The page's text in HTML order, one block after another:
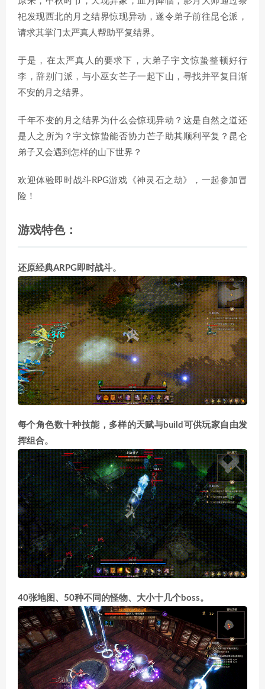
祀发现西北的月之结界惊现异动，遂令弟子前往昆仑派，
请求其掌门太严真人帮助平复结界。
于是，在太严真人的要求下，大弟子宇文惊蛰整顿好行
李，辞别门派，与小巫女芒子一起下山，寻找并平复日渐
不安的月之结界。
千年不变的月之结界为什么会惊现异动？这是自然之道还
是人之所为？宇文惊蛰能否协力芒子助其顺利平复？昆仑
弟子又会遇到怎样的山下世界？
欢迎体验即时战斗RPG游戏《神灵石之劫》，一起参加冒
险！
游戏特色：
还原经典ARPG即时战斗。
每个角色数十种技能，多样的天赋与build可供玩家自由发
挥组合。
40张地图、50种不同的怪物、大小十几个boss。